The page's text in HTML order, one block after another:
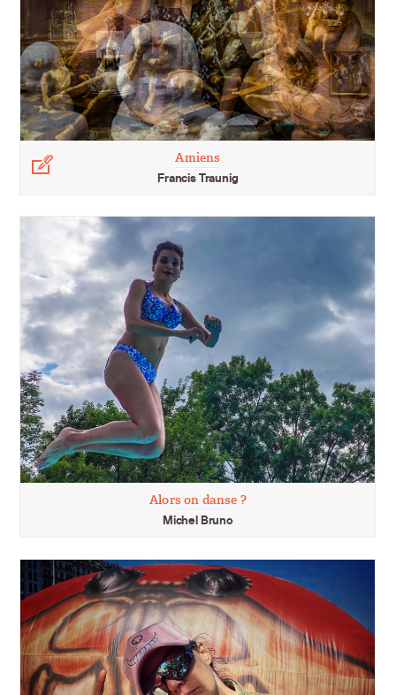
Amiens
Francis Traunig
Alors on danse ?
Michel Bruno